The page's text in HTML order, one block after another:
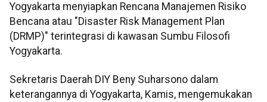
Yogyakarta menyiapkan Rencana Manajemen Risiko
Bencana atau "Disaster Risk Management Plan
(DRMP)" terintegrasi di kawasan Sumbu Filosofi
Yogyakarta.
Sekretaris Daerah DIY Beny Suharsono dalam
keterangannya di Yogyakarta, Kamis, mengemukakan